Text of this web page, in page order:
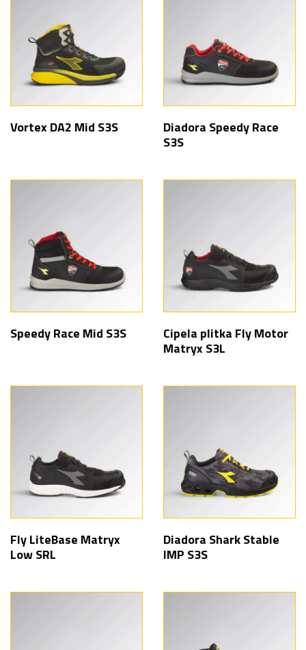
Vortex DA2 Mid S3S
Diadora Speedy Race
S3S
Speedy Race Mid S3S
Cipela plitka Fly Motor
Matryx S3L
Fly LiteBase Matryx
Low SRL
Diadora Shark Stable
IMP S3S